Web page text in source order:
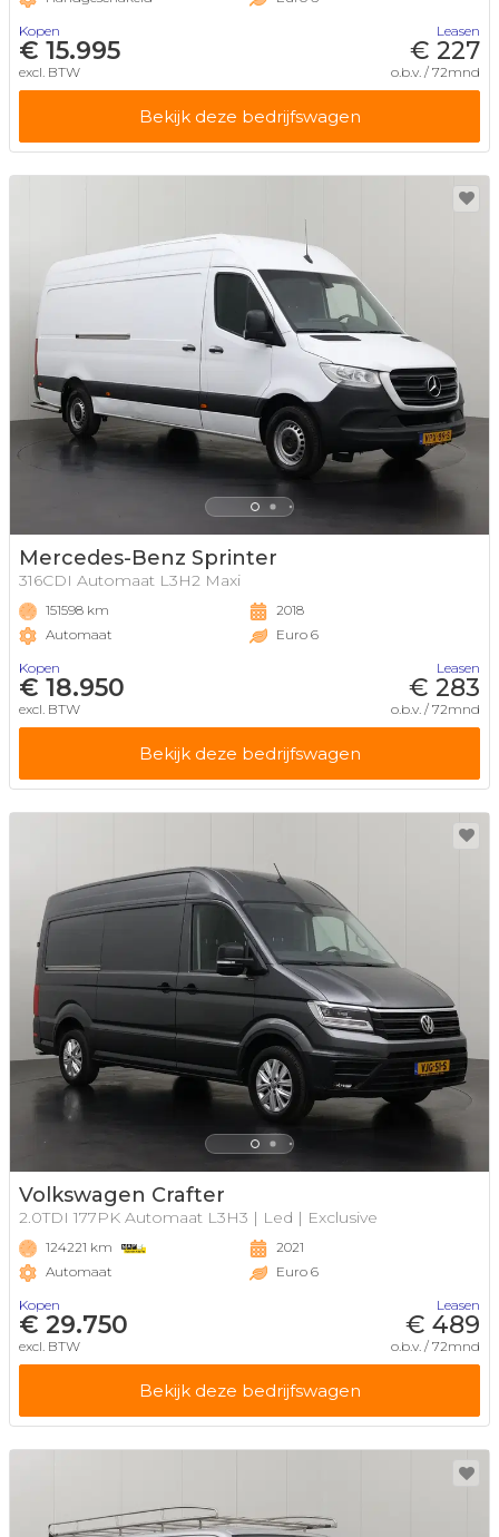
Kopen
€ 15.995
excl. BTW
Leasen
€ 227
o.b.v. / 72mnd
Bekijk deze bedrijfswagen
Mercedes-Benz Sprinter
316CDI Automaat L3H2 Maxi
151598 km
Automaat
2018
Euro 6
Kopen
€ 18.950
excl. BTW
Leasen
€ 283
o.b.v. / 72mnd
Bekijk deze bedrijfswagen
Volkswagen Crafter
2.0TDI 177PK Automaat L3H3 | Led | Exclusive
124221 km
Automaat
2021
Euro 6
Kopen
€ 29.750
excl. BTW
Leasen
€ 489
o.b.v. / 72mnd
Bekijk deze bedrijfswagen